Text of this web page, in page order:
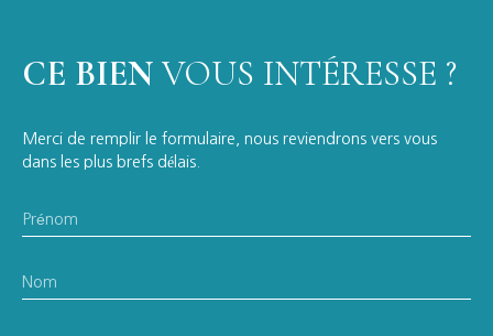
CE BIEN VOUS INTÉRESSE ?
Merci de remplir le formulaire, nous reviendrons vers vous
dans les plus brefs délais.
Prénom
Nom